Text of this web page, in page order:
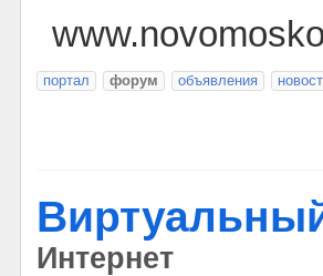
портал форум объявления
Интернет